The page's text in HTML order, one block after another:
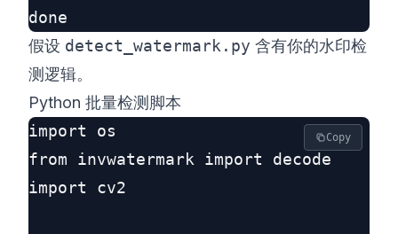
假设 detect_watermark.py 含有你的水印检
测逻辑。
Python 批量检测脚本
import os
from invwatermark import decode
import cv2
Copy